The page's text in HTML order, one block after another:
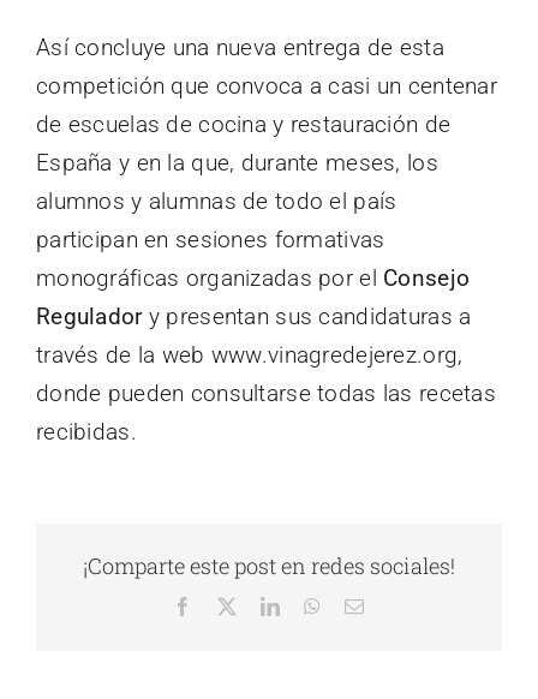
Así concluye una nueva entrega de esta
competición que convoca a casi un centenar
de escuelas de cocina y restauración de
España y en la que, durante meses, los
alumnos y alumnas de todo el país
participan en sesiones formativas
monográficas organizadas por el Consejo
Reguladory presentan sus candidaturas a
través de la web www.vinagredejerez.org,
donde pueden consultarse todas las recetas
recibidas.
¡Comparte este post en redes sociales!
Facebook LinkedInWhatsApp
Correo